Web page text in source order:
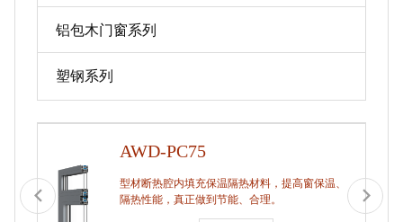
铝包木门窗系列
塑钢系列
AWD-PC75
型材断热腔内填充保温隔热材料，提高窗保温、
隔热性能，真正做到节能、合理。